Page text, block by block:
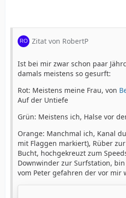
Zitat von RobertP
Ist bei mir zwar schon paar
damals meistens so gesurft:
Rot: Meistens meine Frau, von
Auf der Untiefe
Grün: Meistens ich, Halse vor
Orange: Manchmal ich, Kanal
mit Flaggen markiert), Rüber
Bucht, hochgekreuzt zum
Downwinder zur Surfstation,
vom Peter gefahren der vor mir